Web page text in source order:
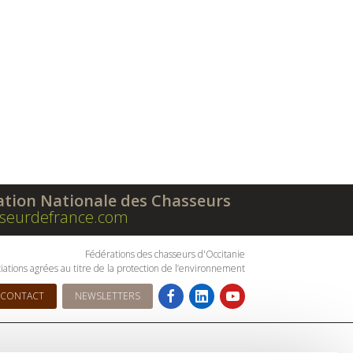
Nationale des Chasseurs
Fédérations des chasseurs d'Occitanie
agrées au titre de la protection de l’environnement
CONTACT NEWSLETTERS